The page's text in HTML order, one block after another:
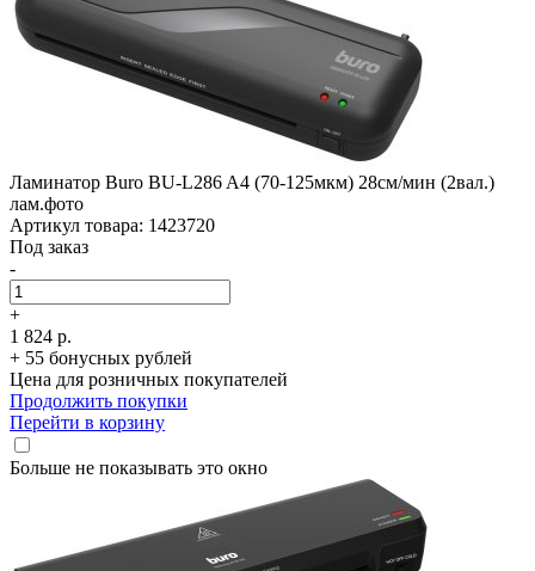
Ламинатор Buro BU-L286 A4 (70-125мкм) 28см/­мин (2вал.)
лам.фото
Артикул товара: 1423720
Под заказ
-
+
1 824 р.
+ 55 бонусных рублей
Цена для розничных покупателей
Продолжить покупки
Перейти в корзину
Больше не показывать это окно